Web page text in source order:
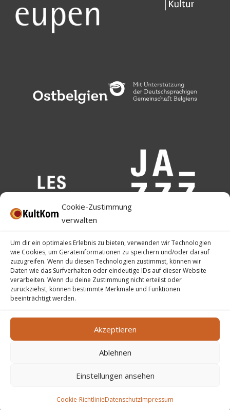
Cookie-Zustimmung
verwalten
Um dir ein optimales Erlebnis zu bieten, verwenden wir Technologien
wie Cookies, um Geräteinformationen zu speichern und/oder darauf
zuzugreifen. Wenn du diesen Technologien zustimmst, können wir
Daten wie das Surfverhalten oder eindeutige IDs auf dieser Website
verarbeiten. Wenn du deine Zustimmung nicht erteilst oder
zurückziehst, können bestimmte Merkmale und Funktionen
beeinträchtigt werden.
Akzeptieren
Ablehnen
Einstellungen ansehen
Cookie-RichtlinieDatenschutzImpressum
KultKom – Kgl. Kulturelles Komitee der Stadt Eupen